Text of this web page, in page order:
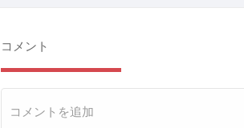
コメント